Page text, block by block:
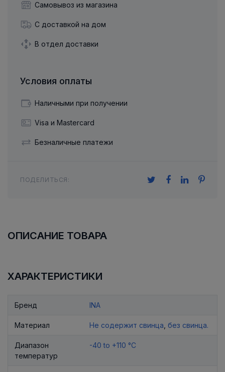
Самовывоз из магазина
С доставкой на дом
В отдел доставки
Условия оплаты
Наличными при получении
Visa и Mastercard
Безналичные платежи
ПОДЕЛИТЬСЯ:
ОПИСАНИЕ ТОВАРА
ХАРАКТЕРИСТИКИ
Бренд INA
Материал Не содержит свинца без свинца.
Диапазон
температур
-40 to +110 °C